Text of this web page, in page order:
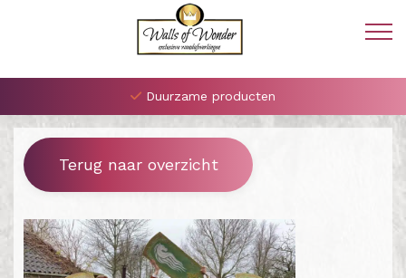
Duurzame producten
Terug naar overzicht